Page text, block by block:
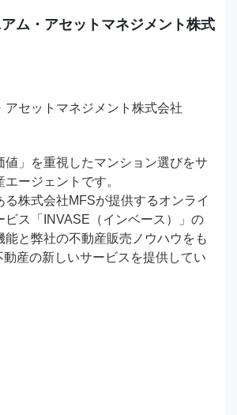
ム・アセットマネジメント株式
アセットマネジメント株式会社
値」を重視したマンション選びをサ
ージェントです。
る株式会社MFSが提供するオンライ
ビス「INVASE（インベース）」の
能と弊社の不動産販売ノウハウをも
動産の新しいサービスを提供してい